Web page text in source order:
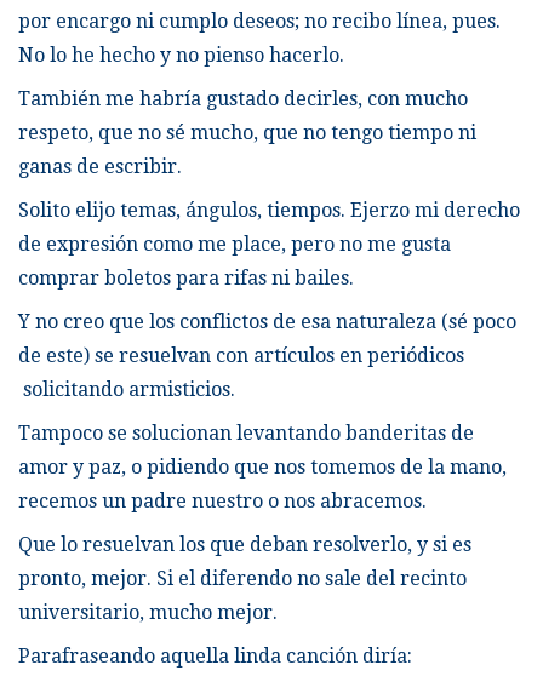
por encargo ni cumplo deseos; no recibo línea, pues.
No lo he hecho y no pienso hacerlo.
También me habría gustado decirles, con mucho
respeto, que no sé mucho, que no tengo tiempo ni
ganas de escribir.
Solito elijo temas, ángulos, tiempos. Ejerzo mi derecho
de expresión como me place, pero no me gusta
comprar boletos para rifas ni bailes.
Y no creo que los conflictos de esa naturaleza (sé poco
de este) se resuelvan con artículos en periódicos
solicitando armisticios.
Tampoco se solucionan levantando banderitas de
amor y paz, o pidiendo que nos tomemos de la mano,
recemos un padre nuestro o nos abracemos.
Que lo resuelvan los que deban resolverlo, y si es
pronto, mejor. Si el diferendo no sale del recinto
universitario, mucho mejor.
Parafraseando aquella linda canción diría: